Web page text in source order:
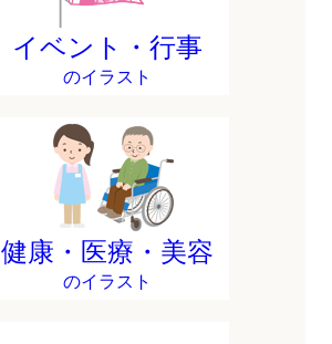
イベント・行事
のイラスト
健康・医療・美容
のイラスト